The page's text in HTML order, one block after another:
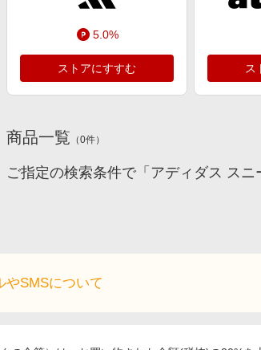
5.0%
ストアにすすむ ス
商品一覧 （0件）
ご指定の検索条件で「アディダス ス
やSMSについて